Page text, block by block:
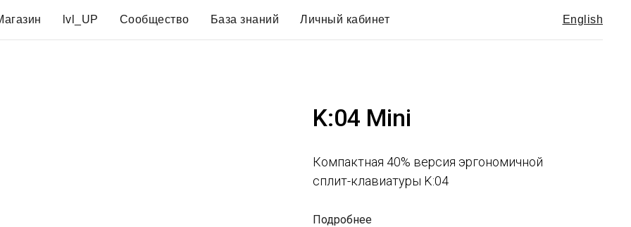
lvl_UP Сообщество База знаний Личный кабинет English
K:04
Беспроводная механическая сплит-
клавиатура, дополненная системой
The king is back!